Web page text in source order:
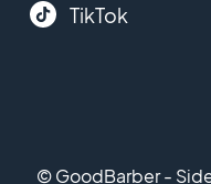
TikTok
© GoodBarber -